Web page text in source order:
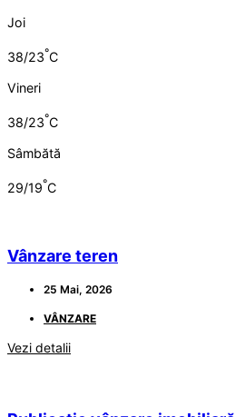
Joi
38/23°C
Vineri
38/23°C
Sâmbătă
29/19°C
Vânzare teren
25 Mai, 2026
VÂNZARE
Vezi detalii